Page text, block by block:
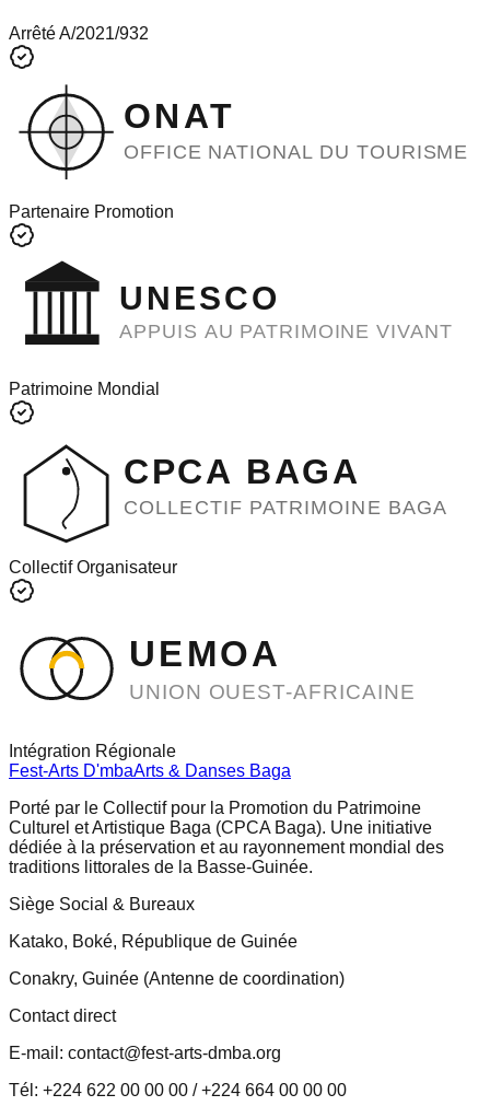
Arrêté A/2021/932
ONAT
OFFICE NATIONAL DU TOURISME
Partenaire Promotion
UNESCO
APPUIS AU PATRIMOINE VIVANT
Patrimoine Mondial
CPCA BAGA
COLLECTIF PATRIMOINE BAGA
Collectif Organisateur
UEMOA
UNION OUEST-AFRICAINE
Intégration Régionale
Fest-Arts D'mbaArts & Danses Baga
Porté par le Collectif pour la Promotion du Patrimoine
Culturel et Artistique Baga (CPCA Baga). Une initiative
dédiée à la préservation et au rayonnement mondial des
traditions littorales de la Basse-Guinée.
Siège Social & Bureaux
Katako, Boké, République de Guinée
Conakry, Guinée (Antenne de coordination)
Contact direct
E-mail: contact@fest-arts-dmba.org
Tél: +224 622 00 00 00 / +224 664 00 00 00